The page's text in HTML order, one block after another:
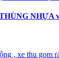
NHỰA